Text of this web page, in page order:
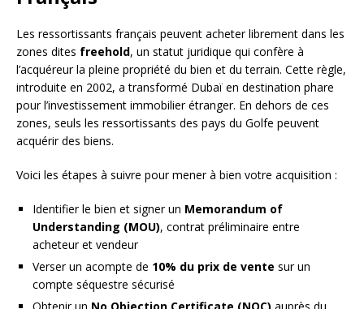
Les ressortissants français peuvent acheter librement dans les
zones dites freehold, un statut juridique qui confère à
l’acquéreur la pleine propriété du bien et du terrain. Cette règle,
introduite en 2002, a transformé Dubaï en destination phare
pour l’investissement immobilier étranger. En dehors de ces
zones, seuls les ressortissants des pays du Golfe peuvent
acquérir des biens.
Voici les étapes à suivre pour mener à bien votre acquisition :
Identifier le bien et signer un Memorandum of
Understanding (MOU), contrat préliminaire entre
acheteur et vendeur
Verser un acompte de 10% du prix de vente sur un
compte séquestre sécurisé
Obtenir un No Objection Certificate (NOC) auprès du